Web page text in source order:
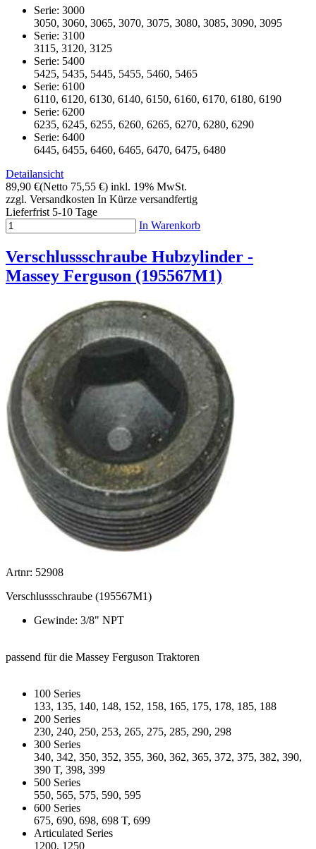
Serie: 3000
3050, 3060, 3065, 3070, 3075, 3080, 3085, 3090, 3095
Serie: 3100
3115, 3120, 3125
Serie: 5400
5425, 5435, 5445, 5455, 5460, 5465
Serie: 6100
6110, 6120, 6130, 6140, 6150, 6160, 6170, 6180, 6190
Serie: 6200
6235, 6245, 6255, 6260, 6265, 6270, 6280, 6290
Serie: 6400
6445, 6455, 6460, 6465, 6470, 6475, 6480
Detailansicht
89,90 €(Netto 75,55 €) inkl. 19% MwSt.
zzgl. Versandkosten In Kürze versandfertig
Lieferfrist 5-10 Tage
In Warenkorb
Verschlussschraube Hubzylinder -
Massey Ferguson (195567M1)
Artnr: 52908
Verschlussschraube (195567M1)
Gewinde: 3/8" NPT
passend für die Massey Ferguson Traktoren
100 Series
133, 135, 140, 148, 152, 158, 165, 175, 178, 185, 188
200 Series
230, 240, 250, 253, 265, 275, 285, 290, 298
300 Series
340, 342, 350, 352, 355, 360, 362, 365, 372, 375, 382, 390,
390 T, 398, 399
500 Series
550, 565, 575, 590, 595
600 Series
675, 690, 698, 698 T, 699
Articulated Series
1200, 1250